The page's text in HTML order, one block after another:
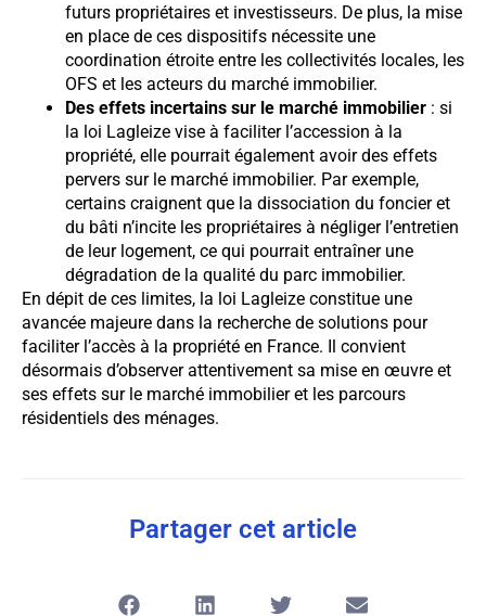
futurs propriétaires et investisseurs. De plus, la mise
en place de ces dispositifs nécessite une
coordination étroite entre les collectivités locales, les
OFS et les acteurs du marché immobilier.
Des effets incertains sur le marché immobilier : si
la loi Lagleize vise à faciliter l’accession à la
propriété, elle pourrait également avoir des effets
pervers sur le marché immobilier. Par exemple,
certains craignent que la dissociation du foncier et
du bâti n’incite les propriétaires à négliger l’entretien
de leur logement, ce qui pourrait entraîner une
dégradation de la qualité du parc immobilier.
En dépit de ces limites, la loi Lagleize constitue une
avancée majeure dans la recherche de solutions pour
faciliter l’accès à la propriété en France. Il convient
désormais d’observer attentivement sa mise en œuvre et
ses effets sur le marché immobilier et les parcours
résidentiels des ménages.
Partager cet article